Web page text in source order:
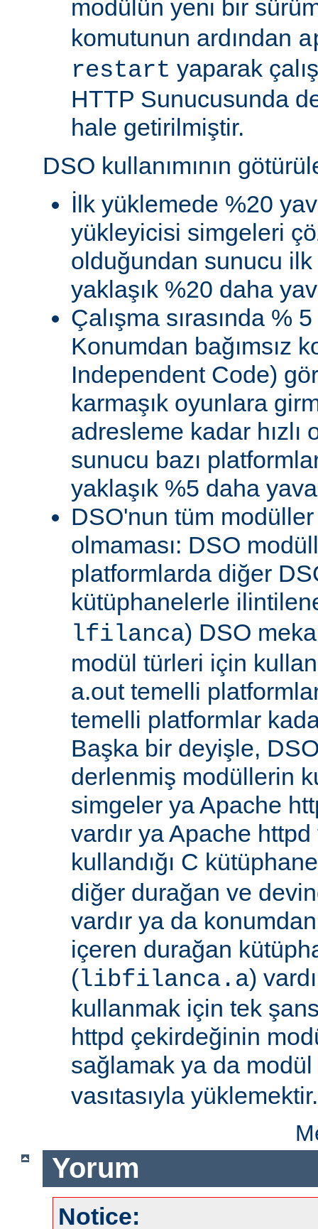
modülün yeni bir
komutunun ardından
restart yaparak
HTTP Sunucusunda
hale getirilmiştir.
DSO kullanımının
İlk yüklemede %20
yükleyicisi simgeleri
olduğundan sunucu ilk
yaklaşık %20 daha
Çalışma sırasında %
Konumdan bağımsız
Independent Code)
karmaşık oyunlara
adresleme kadar hızlı
sunucu bazı
yaklaşık %5 daha
DSO'nun tüm
olmaması: DSO
platformlarda diğer
kütüphanelerle
lfilanca) DSO
modül türleri için
a.out temelli
temelli platformlar
Başka bir deyişle,
derlenmiş modüllerin
simgeler ya Apache
vardır ya Apache
kullandığı C
diğer durağan ve
vardır ya da
içeren durağan
(libfilanca.a)
kullanmak için tek
httpd çekirdeğinin
sağlamak ya da
vasıtasıyla yüklemektir.
Yorum
Notice: